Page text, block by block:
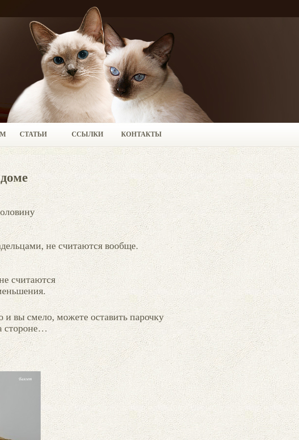
СТАТЬИ ССЫЛКИ КОНТАКТЫ
не считаются вообще.
считаются
и вы смело, можете оставить парочку
стороне…